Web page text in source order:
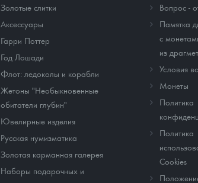
Золотые слитки
Аксессуары
Гарри Поттер
Год Лошади
Флот: ледоколы и корабли
Жетоны "Необыкновенные
обитатели глубин"
Ювелирные изделия
Русская нумизматика
Золотая карманная галерея
Наборы подарочных и
Вопрос -
Памятка
с
из
Условия
Монеты
Политика
Политика
Cookies